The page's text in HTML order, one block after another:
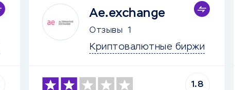
Ae.exchange
Отзывы 1
Криптовалютные биржи
1.8